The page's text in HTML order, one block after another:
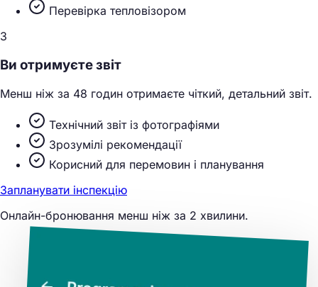
Перевірка тепловізором
3
Ви отримуєте звіт
Менш ніж за 48 годин отримаєте чіткий, детальний звіт.
Технічний звіт із фотографіями
Зрозумілі рекомендації
Корисний для перемовин і планування
Запланувати інспекцію
Онлайн-бронювання менш ніж за 2 хвилини.